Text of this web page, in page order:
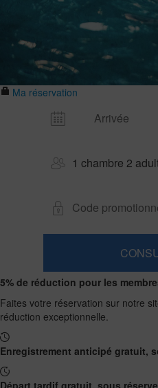
Ma réservation
1 chambre 2
Chambres
et
nombre
1
adultes
De
ans
2
Jusqu'à
12
0
Ajouter
chambre
5% de réduction pour les
Faites votre réservation sur notre
réduction exceptionnelle.
Enregistrement anticipé gratuit,
Départ tardif gratuit, sous